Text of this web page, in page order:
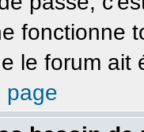
fonctionne
le forum ait
page